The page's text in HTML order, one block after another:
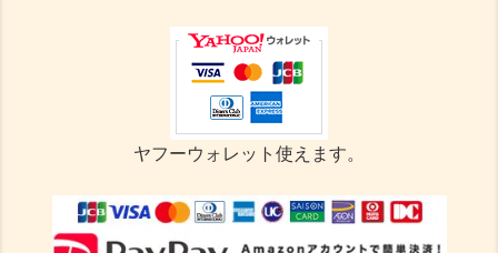
ヤフーウォレット使えます。